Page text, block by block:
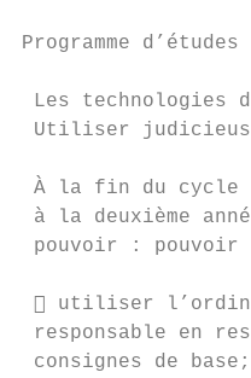
Programme
Les technologies
Utiliser
À la fin du cycle
à la deuxième
pouvoir :
 utiliser
responsable en
consignes de